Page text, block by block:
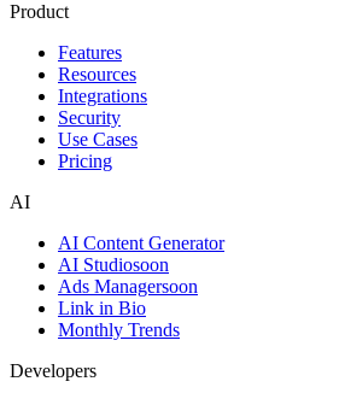
Product
Features
Resources
Integrations
Security
Use Cases
Pricing
AI
AI Content Generator
AI Studiosoon
Ads Managersoon
Link in Bio
Monthly Trends
Developers